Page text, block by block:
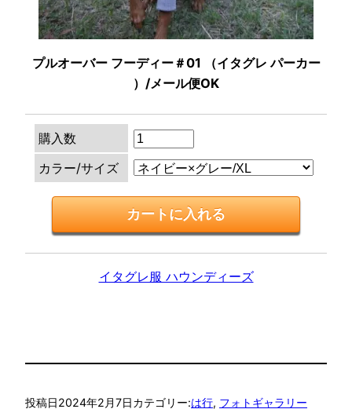
プルオーバー フーディー＃01 （イタグレ パーカー
）/メール便OK
購入数
カラー/サイズ
イタグレ服 ハウンディーズ
投稿日2024年2月7日カテゴリー:は行, フォトギャラリー